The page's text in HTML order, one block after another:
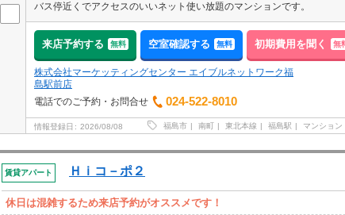
バス停近くでアクセスのいいネット使い放題のマンションです。
来店予約する 無料 空室確認する 無料 初期費用を聞く 無
株式会社マーケッティングセンター エイブルネットワーク福
島駅前店
電話でのご予約・お問合せ
024-522-8010
情報登録日 2026/08/08 福島市 南町 東北本線 福島駅 マンション
賃貸アパート Ｈｉコ－ポ２
休日は混雑するため来店予約がオススメです！